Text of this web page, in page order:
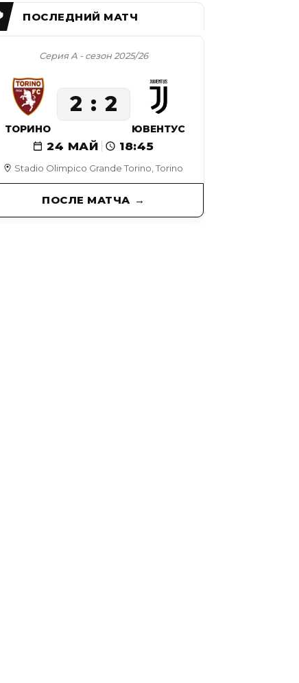
Stadio Olimpico Grande Torino, Torino
Серия А - сезон 2025/26
24 МАЙ 18:45
ТОРИНО
2 2
ЮВЕНТУС
ПОСЛЕ МАТЧА